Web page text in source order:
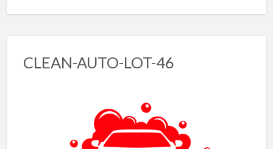
CLEAN-AUTO-LOT-46